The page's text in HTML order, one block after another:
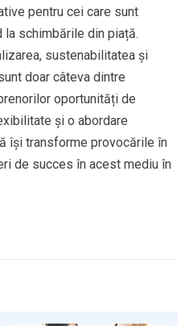
pentru cei care sunt
schimbările din piață.
sustenabilitatea și
doar câteva dintre
oportunități de
și o abordare
își transforme provocările în
de succes în acest mediu în